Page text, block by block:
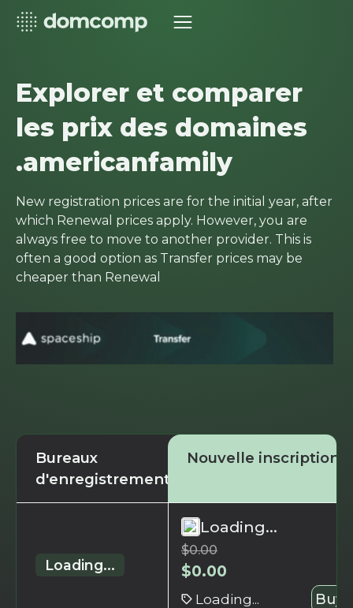
Explorer et comparer
les prix des domaines
.americanfamily
New registration prices are for the initial year, after
which Renewal prices apply. However, you are
always free to move to another provider. This is
often a good option as Transfer prices may be
cheaper than Renewal
Bureaux
d'enregistrement
Nouvelle inscription
Loading...
Loading...
$0.00
$0.00
Loading... Buy